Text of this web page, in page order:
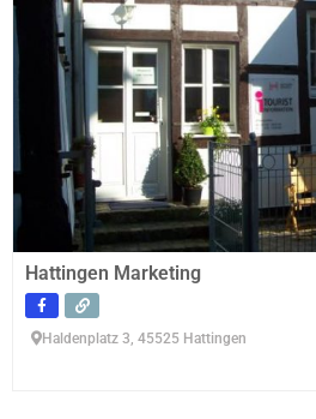
Hattingen Marketing
Haldenplatz 3, 45525 Hattingen